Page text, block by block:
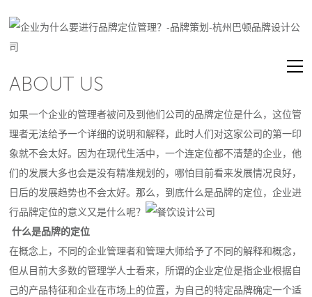
ABOUT US
如果一个企业的管理者被问及到他们公司的品牌定位是什么，这位管
理者无法给予一个详细的说明和解释，此时人们对这家公司的第一印
象就不会太好。因为在现代生活中，一个连定位都不清楚的企业，他
们的发展大多也会是没有精准规划的，哪怕目前看来发展情况良好，
日后的发展趋势也不会太好。那么，到底什么是品牌的定位，企业进
行品牌定位的意义又是什么呢？
什么是品牌的定位
在概念上，不同的企业管理者和管理大师给予了不同的解释和概念，
但从目前大多数的管理学人士看来，所谓的企业定位是指企业根据自
己的产品特征和企业在市场上的位置，为自己的特定品牌确定一个适